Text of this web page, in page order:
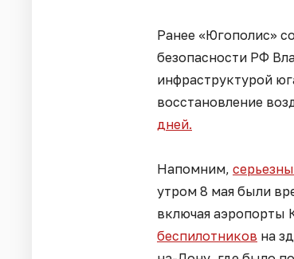
Ранее «Югополис»
безопасности РФ
инфраструктурой
восстановление
дней.
Напомним,
утром 8 мая были
включая аэропорты
беспилотников на